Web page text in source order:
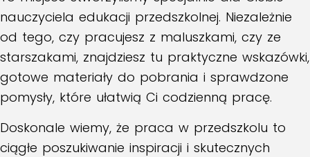
nauczyciela edukacji przedszkolnej. Niezależnie
od tego, czy pracujesz z maluszkami, czy ze
starszakami, znajdziesz tu praktyczne wskazówki,
gotowe materiały do pobrania i sprawdzone
pomysły, które ułatwią Ci codzienną pracę.
Doskonale wiemy, że praca w przedszkolu to
ciągłe poszukiwanie inspiracji i skutecznych